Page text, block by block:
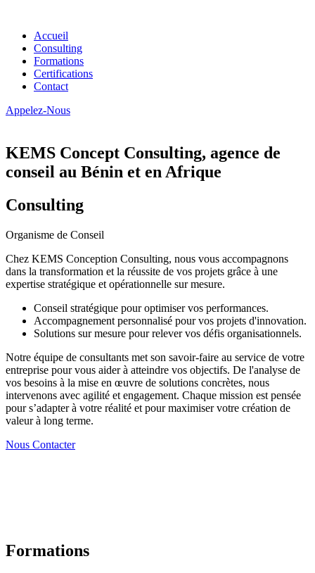
Accueil
Consulting
Formations
Certifications
Contact
Appelez-Nous
KEMS Concept Consulting, agence de
conseil au Bénin et en Afrique
Consulting
Organisme de Conseil
Chez KEMS Conception Consulting, nous vous accompagnons
dans la transformation et la réussite de vos projets grâce à une
expertise stratégique et opérationnelle sur mesure.
Conseil stratégique pour optimiser vos performances.
Accompagnement personnalisé pour vos projets d'innovation.
Solutions sur mesure pour relever vos défis organisationnels.
Notre équipe de consultants met son savoir-faire au service de votre
entreprise pour vous aider à atteindre vos objectifs. De l'analyse de
vos besoins à la mise en œuvre de solutions concrètes, nous
intervenons avec agilité et engagement. Chaque mission est pensée
pour s’adapter à votre réalité et pour maximiser votre création de
valeur à long terme.
Nous Contacter
Formations